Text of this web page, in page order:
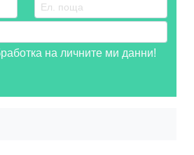
на личните ми данни!